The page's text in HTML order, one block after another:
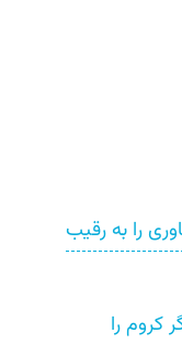
را به رقیب
کروم را